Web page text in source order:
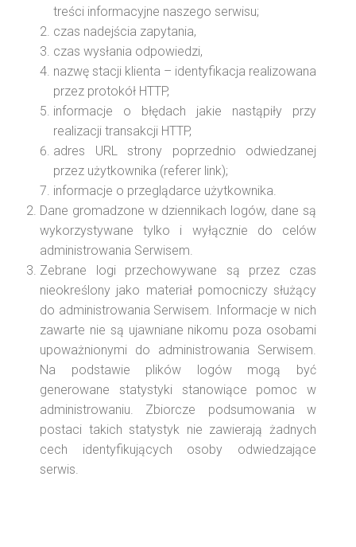
treści informacyjne naszego serwisu;
czas nadejścia zapytania,
czas wysłania odpowiedzi,
nazwę stacji klienta – identyfikacja realizowana
przez protokół HTTP,
informacje o błędach jakie nastąpiły przy
realizacji transakcji HTTP,
adres URL strony poprzednio odwiedzanej
przez użytkownika (referer link);
informacje o przeglądarce użytkownika.
Dane gromadzone w dziennikach logów, dane są
wykorzystywane tylko i wyłącznie do celów
administrowania Serwisem.
Zebrane logi przechowywane są przez czas
nieokreślony jako materiał pomocniczy służący
do administrowania Serwisem. Informacje w nich
zawarte nie są ujawniane nikomu poza osobami
upoważnionymi do administrowania Serwisem.
Na podstawie plików logów mogą być
generowane statystyki stanowiące pomoc w
administrowaniu. Zbiorcze podsumowania w
postaci takich statystyk nie zawierają żadnych
cech identyfikujących osoby odwiedzające
serwis.